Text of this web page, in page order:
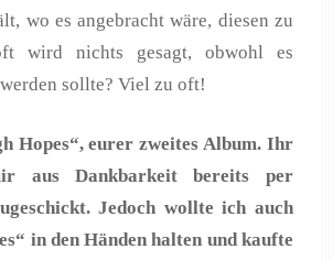
wo es angebracht wäre, diesen zu
wird nichts gesagt, obwohl es
sollte? Viel zu oft!
Hopes“, eurer zweites Album. Ihr
aus Dankbarkeit bereits per
Jedoch wollte ich auch
in den Händen halten und kaufte